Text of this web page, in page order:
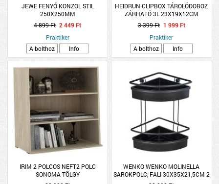
JEWE FENYŐ KONZOL STIL
250X250MM
4 899 Ft 2 449 Ft
Praktiker
A bolthoz
Info
HEIDRUN CLIPBOX TÁROLÓDOBOZ
ZÁRHATÓ 3L 23X19X12CM
3 399 Ft 1 999 Ft
Praktiker
A bolthoz
Info
IRIM 2 POLCOS NEFT2 POLC
SONOMA TÖLGY
WENKO WENKO MOLINELLA
SAROKPOLC, FALI 30X35X21,5CM 2
RÉSZES, MATT FEKETE